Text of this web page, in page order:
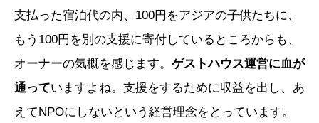
支払った宿泊代の内、100円をアジアの子供たちに、
もう100円を別の支援に寄付しているところからも、
オーナーの気概を感じます。 ゲストハウス運営に血が
通っていますよね。支援をするために収益を出し、あ
えてNPOにしないという経営理念をとっています。